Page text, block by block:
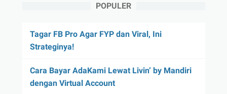
POPULER
Tagar FB Pro Agar FYP dan Viral, Ini
Strateginya!
Cara Bayar AdaKami Lewat Livin’ by Mandiri
dengan Virtual Account